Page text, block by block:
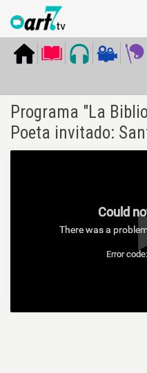
Programa "La
Poeta invitado:
Could
There was a
Error